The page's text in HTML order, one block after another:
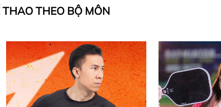
THEO BỘ MÔN